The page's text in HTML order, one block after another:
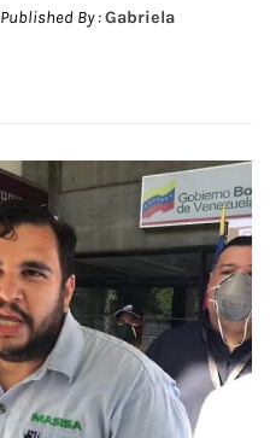
Published By :Gabriela